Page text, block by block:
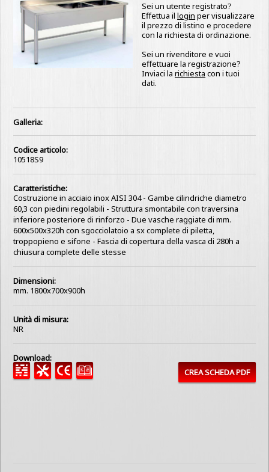
Sei un utente registrato?
Effettua illogin per visualizzare
il prezzo di listino e procedere
con la richiesta di ordinazione.
Sei un rivenditore e vuoi
effettuare la registrazione?
Inviaci larichiesta con i tuoi
dati.
Galleria:
Codice articolo:
10518S9
Caratteristiche:
Costruzione in acciaio inox AISI 304 - Gambe cilindriche diametro
60,3 con piedini regolabili - Struttura smontabile con traversina
inferiore posteriore di rinforzo - Due vasche raggiate di mm.
600x500x320h con sgocciolatoio a sx complete di piletta,
troppopieno e sifone - Fascia di copertura della vasca di 280h a
chiusura complete delle stesse
Dimensioni:
mm. 1800x700x900h
Unità di misura:
NR
Download:
CREA SCHEDA PDF